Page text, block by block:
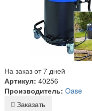
На заказ от 7 дней
Артикул: 40256
Производитель: Oase
Заказать